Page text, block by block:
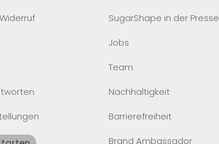
SugarShape in der Presse
Jobs
Team
Nachhaltigkeit
Barrierefreiheit
Brand Ambassador